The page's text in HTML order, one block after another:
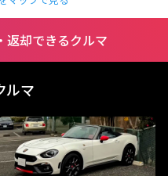
返却できるクルマ
ルマ